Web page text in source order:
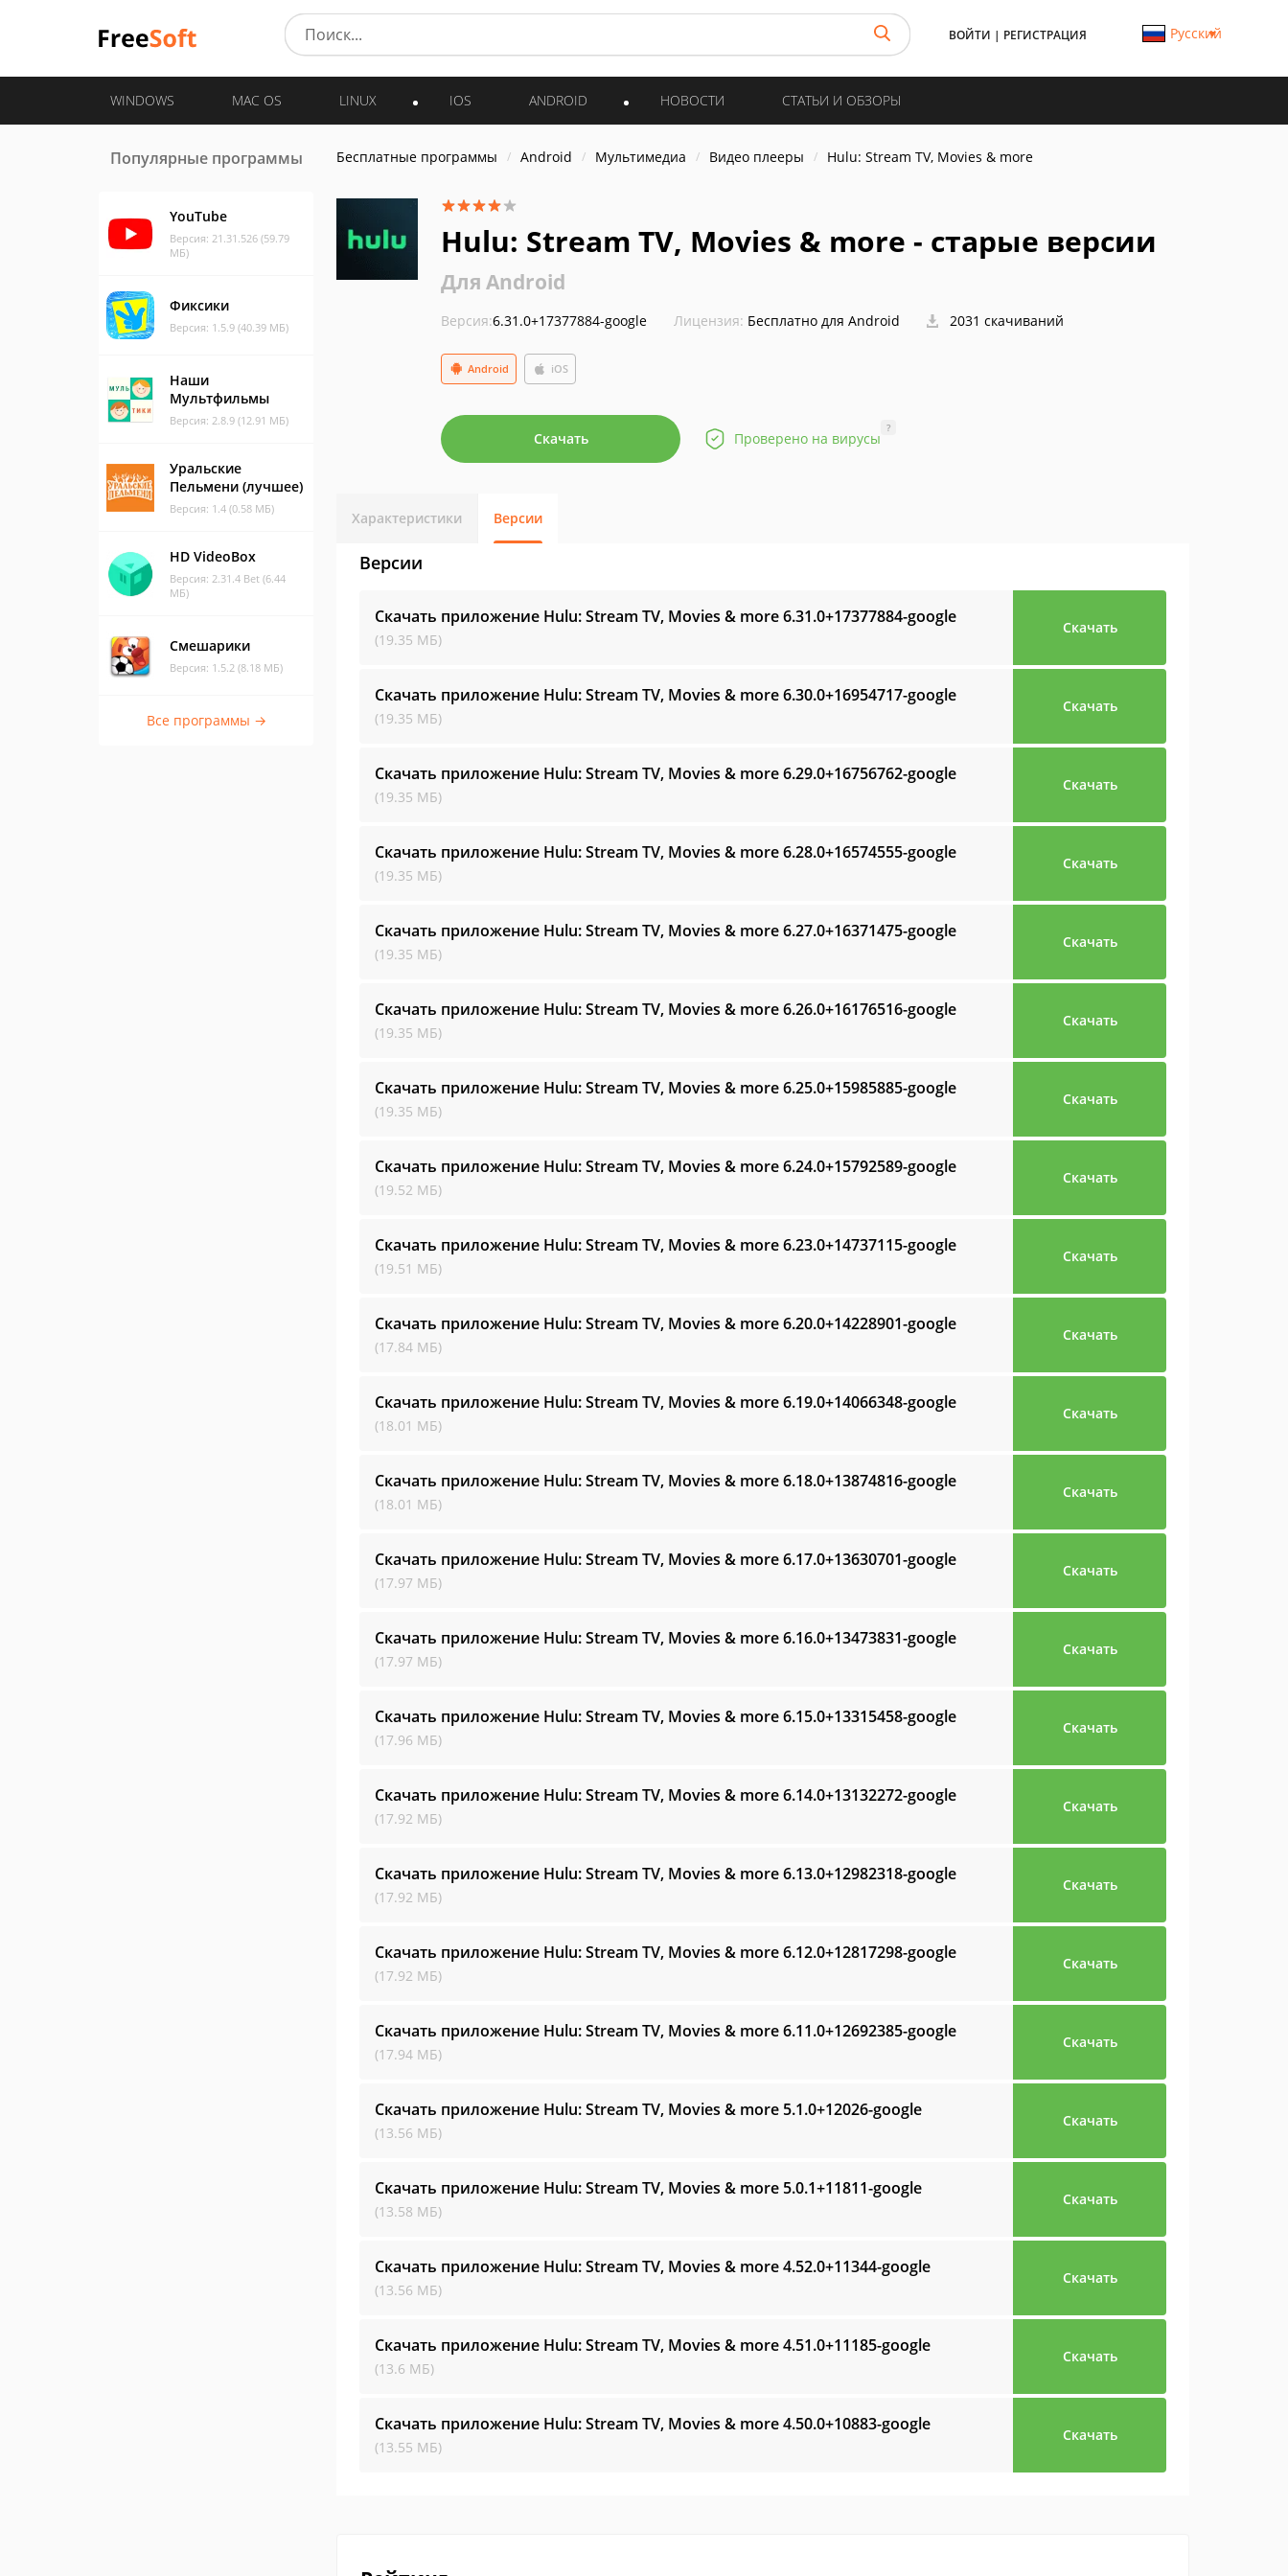
ВОЙТИ | РЕГИСТРАЦИЯ Русский
WINDOWS MAC OS LINUX IOS ANDROID НОВОСТИ СТАТЬИ И ОБЗОРЫ
Популярные программы
YouTube
Версия: 21.31.526 (59.79
МБ)
Фиксики
Версия: 1.5.9 (40.39 МБ)
Наши
Мультфильмы
Версия: 2.8.9 (12.91 МБ)
Уральские
Пельмени (лучшее)
Версия: 1.4 (0.58 МБ)
HD VideoBox
Версия: 2.31.4 Bet (6.44
МБ)
Смешарики
Версия: 1.5.2 (8.18 МБ)
Все программы →
Бесплатные программы Android Мультимедиа Видео плееры Hulu: Stream TV, Movies & more
Hulu: Stream TV, Movies & more - старые версии
Для Android
Версия:6.31.0+17377884-google Лицензия: Бесплатно для Android 2031 скачиваний
Android iOS
Скачать Проверено на вирусы
?
Характеристики Версии
Версии
Скачать приложение Hulu: Stream TV, Movies & more6.31.0+17377884-google
(19.35 МБ)
Скачать
Скачать приложение Hulu: Stream TV, Movies & more6.30.0+16954717-google
(19.35 МБ)
Скачать
Скачать приложение Hulu: Stream TV, Movies & more6.29.0+16756762-google
(19.35 МБ)
Скачать
Скачать приложение Hulu: Stream TV, Movies & more6.28.0+16574555-google
(19.35 МБ)
Скачать
Скачать приложение Hulu: Stream TV, Movies & more6.27.0+16371475-google
(19.35 МБ)
Скачать
Скачать приложение Hulu: Stream TV, Movies & more6.26.0+16176516-google
(19.35 МБ)
Скачать
Скачать приложение Hulu: Stream TV, Movies & more6.25.0+15985885-google
(19.35 МБ)
Скачать
Скачать приложение Hulu: Stream TV, Movies & more6.24.0+15792589-google
(19.52 МБ)
Скачать
Скачать приложение Hulu: Stream TV, Movies & more6.23.0+14737115-google
(19.51 МБ)
Скачать
Скачать приложение Hulu: Stream TV, Movies & more6.20.0+14228901-google
(17.84 МБ)
Скачать
Скачать приложение Hulu: Stream TV, Movies & more6.19.0+14066348-google
(18.01 МБ)
Скачать
Скачать приложение Hulu: Stream TV, Movies & more6.18.0+13874816-google
(18.01 МБ)
Скачать
Скачать приложение Hulu: Stream TV, Movies & more6.17.0+13630701-google
(17.97 МБ)
Скачать
Скачать приложение Hulu: Stream TV, Movies & more6.16.0+13473831-google
(17.97 МБ)
Скачать
Скачать приложение Hulu: Stream TV, Movies & more6.15.0+13315458-google
(17.96 МБ)
Скачать
Скачать приложение Hulu: Stream TV, Movies & more6.14.0+13132272-google
(17.92 МБ)
Скачать
Скачать приложение Hulu: Stream TV, Movies & more6.13.0+12982318-google
(17.92 МБ)
Скачать
Скачать приложение Hulu: Stream TV, Movies & more6.12.0+12817298-google
(17.92 МБ)
Скачать
Скачать приложение Hulu: Stream TV, Movies & more6.11.0+12692385-google
(17.94 МБ)
Скачать
Скачать приложение Hulu: Stream TV, Movies & more 5.1.0+12026-google
(13.56 МБ)
Скачать
Скачать приложение Hulu: Stream TV, Movies & more 5.0.1+11811-google
(13.58 МБ)
Скачать
Скачать приложение Hulu: Stream TV, Movies & more4.52.0+11344-google
(13.56 МБ)
Скачать
Скачать приложение Hulu: Stream TV, Movies & more4.51.0+11185-google
(13.6 МБ)
Скачать
Скачать приложение Hulu: Stream TV, Movies & more4.50.0+10883-google
(13.55 МБ)
Скачать